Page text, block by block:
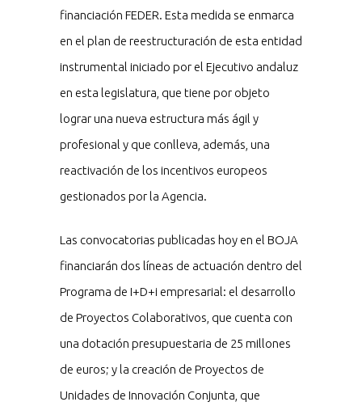
financiación FEDER. Esta medida se enmarca
en el plan de reestructuración de esta entidad
instrumental iniciado por el Ejecutivo andaluz
en esta legislatura, que tiene por objeto
lograr una nueva estructura más ágil y
profesional y que conlleva, además, una
reactivación de los incentivos europeos
gestionados por la Agencia.
Las convocatorias publicadas hoy en el BOJA
financiarán dos líneas de actuación dentro del
Programa de I+D+i empresarial: el desarrollo
de Proyectos Colaborativos, que cuenta con
una dotación presupuestaria de 25 millones
de euros; y la creación de Proyectos de
Unidades de Innovación Conjunta, que